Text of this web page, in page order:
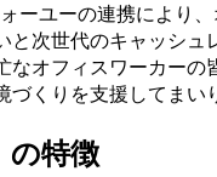
ーユーの連携により
と次世代のキャッシュ
なオフィスワーカーの
づくりを支援してまい
の特徴